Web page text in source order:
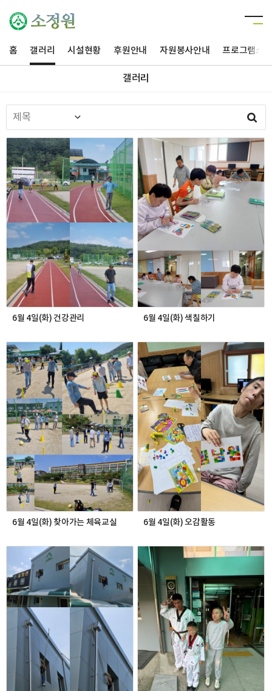
홈 갤러리 시설현황 후원안내 자원봉사안내 프로그램소개
갤러리
6월 4일(화) 건강관리 6월 4일(화) 색칠하기
6월 4일(화) 찾아가는 체육교실 6월 4일(화) 오감활동